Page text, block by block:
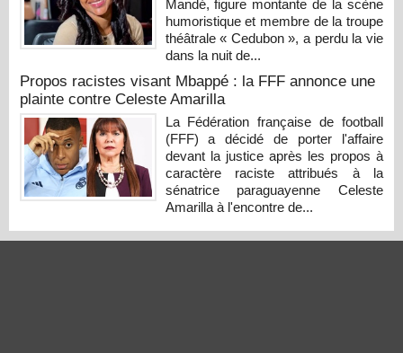
Mandé, figure montante de la scène
humoristique et membre de la troupe
théâtrale « Cedubon », a perdu la vie
dans la nuit de...
Propos racistes visant Mbappé : la FFF annonce une
plainte contre Celeste Amarilla
La Fédération française de football
(FFF) a décidé de porter l'affaire
devant la justice après les propos à
caractère raciste attribués à la
sénatrice paraguayenne Celeste
Amarilla à l'encontre de...